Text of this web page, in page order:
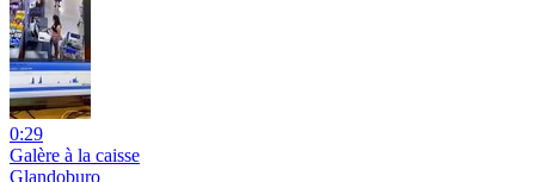
0:29
Galère à la caisse
Glandoburo